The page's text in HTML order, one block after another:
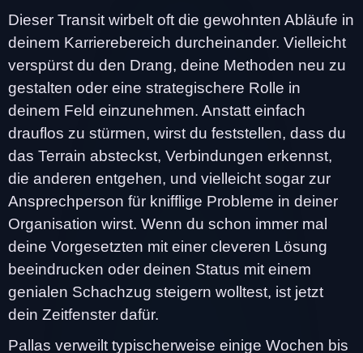
Dieser Transit wirbelt oft die gewohnten Abläufe in
deinem Karrierebereich durcheinander. Vielleicht
verspürst du den Drang, deine Methoden neu zu
gestalten oder eine strategischere Rolle in
deinem Feld einzunehmen. Anstatt einfach
drauflos zu stürmen, wirst du feststellen, dass du
das Terrain absteckst, Verbindungen erkennst,
die anderen entgehen, und vielleicht sogar zur
Ansprechperson für knifflige Probleme in deiner
Organisation wirst. Wenn du schon immer mal
deine Vorgesetzten mit einer cleveren Lösung
beeindrucken oder deinen Status mit einem
genialen Schachzug steigern wolltest, ist jetzt
dein Zeitfenster dafür.
Pallas verweilt typischerweise einige Wochen bis